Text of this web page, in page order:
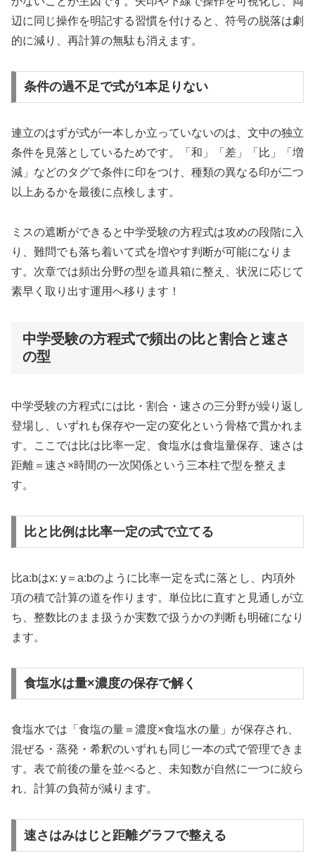
辺に同じ操作を明記する習慣を付けると、符号の脱落は劇
的に減り、再計算の無駄も消えます。
条件の過不足で式が1本足りない
連立のはずが式が一本しか立っていないのは、文中の独立
条件を見落としているためです。「和」「差」「比」「増
減」などのタグで条件に印をつけ、種類の異なる印が二つ
以上あるかを最後に点検します。
ミスの遮断ができると中学受験の方程式は攻めの段階に入
り、難問でも落ち着いて式を増やす判断が可能になりま
す。次章では頻出分野の型を道具箱に整え、状況に応じて
素早く取り出す運用へ移ります！
中学受験の方程式で頻出の比と割合と速さ
の型
中学受験の方程式には比・割合・速さの三分野が繰り返し
登場し、いずれも保存や一定の変化という骨格で貫かれま
す。ここでは比は比率一定、食塩水は食塩量保存、速さは
距離＝速さ×時間の一次関係という三本柱で型を整えま
す。
比と比例は比率一定の式で立てる
比a:bはx: y＝a:bのように比率一定を式に落とし、内項外
項の積で計算の道を作ります。単位比に直すと見通しが立
ち、整数比のまま扱うか実数で扱うかの判断も明確になり
ます。
食塩水は量×濃度の保存で解く
食塩水では「食塩の量＝濃度×食塩水の量」が保存され、
混ぜる・蒸発・希釈のいずれも同じ一本の式で管理できま
す。表で前後の量を並べると、未知数が自然に一つに絞ら
れ、計算の負荷が減ります。
速さはみはじと距離グラフで整える